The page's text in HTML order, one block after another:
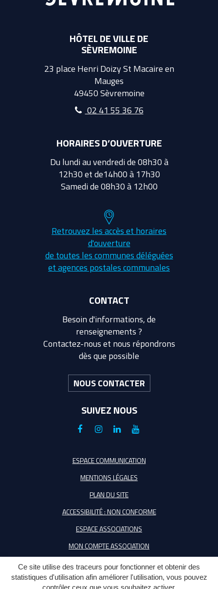
Ce site utilise des traceurs pour fonctionner et obtenir des
statistiques d'utilisation afin améliorer l'utilisation, vous pouvez
contrôler ceux que vous souhaitez activer.
HÔTEL DE VILLE DE
SÈVREMOINE
23 place Henri Doizy St Macaire en
Mauges
49450 Sèvremoine
02 41 55 36 76
HORAIRES D’OUVERTURE
Du lundi au vendredi de 08h30 à
12h30 et de14h00 à 17h30
Samedi de 08h30 à 12h00
Retrouvez les accès et horaires
d'ouverture
de toutes les communes déléguées
et agences postales communales
CONTACT
Besoin d'informations, de
renseignements ?
Contactez-nous et nous répondrons
dès que possible
NOUS CONTACTER
SUIVEZ NOUS
Lien
le
Facebook
Lien
le
compte
Instagram
Lien
le
compte
Linkedin
Lien
la
Youtube
ESPACE COMMUNICATION
MENTIONS LÉGALES
PLAN DU SITE
ACCESSIBILITÉ : NON CONFORME
ESPACE ASSOCIATIONS
MON COMPTE ASSOCIATION